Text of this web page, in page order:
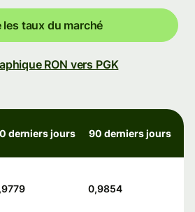
les taux du marché
RON vers PGK
derniers jours 90 derniers jours
0,9854